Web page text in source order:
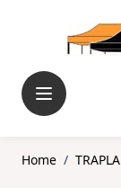
Home /